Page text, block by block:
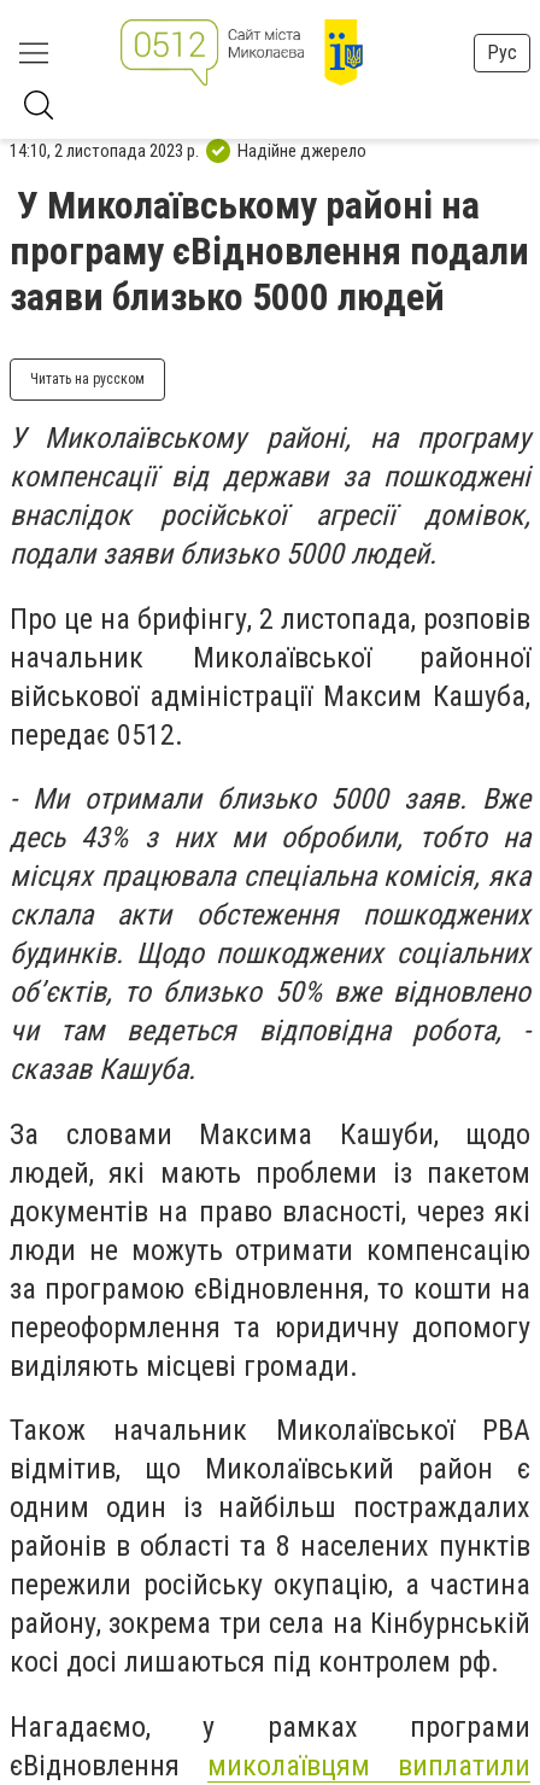
Рус
14:10, 2 листопада 2023 р. Надійне джерело
У Миколаївському районі на
програму єВідновлення подали
заяви близько 5000 людей
Читать на русском
У Миколаївському районі, на програму
компенсації від держави за пошкоджені
внаслідок російської агресії домівок,
подали заяви близько 5000 людей.
Про це на брифінгу, 2 листопада, розповів
начальник Миколаївської районної
військової адміністрації Максим Кашуба,
передає 0512.
- Ми отримали близько 5000 заяв. Вже
десь 43% з них ми обробили, тобто на
місцях працювала спеціальна комісія, яка
склала акти обстеження пошкоджених
будинків. Щодо пошкоджених соціальних
об’єктів, то близько 50% вже відновлено
чи там ведеться відповідна робота, -
сказав Кашуба.
За словами Максима Кашуби, щодо
людей, які мають проблеми із пакетом
документів на право власності, через які
люди не можуть отримати компенсацію
за програмою єВідновлення, то кошти на
переоформлення та юридичну допомогу
виділяють місцеві громади.
Також начальник Миколаївської РВА
відмітив, що Миколаївський район є
одним один із найбільш постраждалих
районів в області та 8 населених пунктів
пережили російську окупацію, а частина
району, зокрема три села на Кінбурнській
косі досі лишаються під контролем рф.
Нагадаємо, у рамках програми
єВідновлення миколаївцям виплатили